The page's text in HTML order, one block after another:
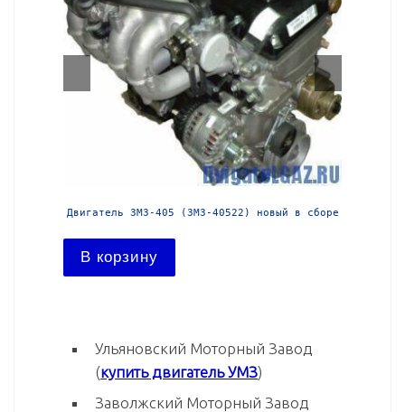
Двигатель ЗМЗ-405 (ЗМЗ-40522) новый в сборе
В корзину
Ульяновский Моторный Завод
(купить двигатель УМЗ)
Заволжский Моторный Завод